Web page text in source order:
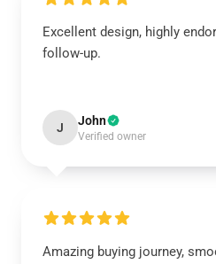
Excellent design, highly
follow-up.
J John
Verified owner
Amazing buying journey,